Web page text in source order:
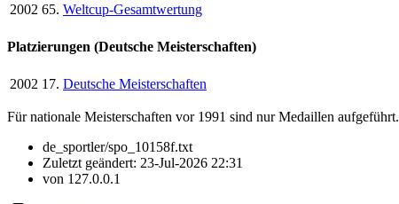
2002 65. Weltcup-Gesamtwertung
Platzierungen (Deutsche Meisterschaften)
2002 17. Deutsche Meisterschaften
Für nationale Meisterschaften vor 1991 sind nur Medaillen aufgeführt.
de_sportler/spo_10158f.txt
Zuletzt geändert: 23-Jul-2026 22:31
von 127.0.0.1